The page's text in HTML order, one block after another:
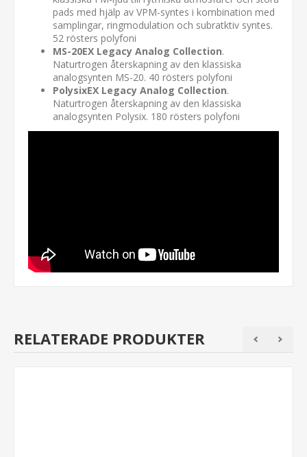
pads med hjälp av VPM-syntes i kombination med
samplingar, ringmodulation och subratktiv syntes.
52 rösters polyfoni
MS-20EX Legacy Analog Collection.
Naturtrogen återskapning av den klassiska
analogsynten MS-20. 40 rösters polyfoni
PolysixEX Legacy Analog Collection.
Naturtrogen återskapning av den klassiska
analogsynten Polysix. 180 rösters polyfoni
RELATERADE PRODUKTER